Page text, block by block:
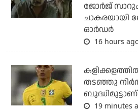
ജോര്‍ജ്
ഓര്‍ഡര്‍
16 hours
തടഞ്ഞു
19 minutes